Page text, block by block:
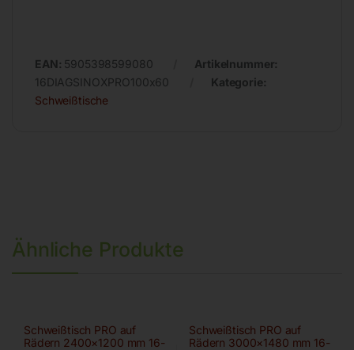
EAN: 5905398599080
Artikelnummer:
16DIAGSINOXPRO100x60
Kategorie:
Schweißtische
Ähnliche Produkte
Schweißtisch PRO auf
Rädern 2400×1200 mm 16-
Schweißtisch PRO auf
Rädern 3000×1480 mm 16-